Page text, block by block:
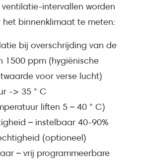
intervallen worden
binnenklimaat te meten:
bij overschrijding van de
1500 ppm (hygiënische
voor verse lucht)
-> 35 ° C
liften 5 – 40 ° C)
– instelbaar 40-90%
(optioneel)
– vrij programmeerbare